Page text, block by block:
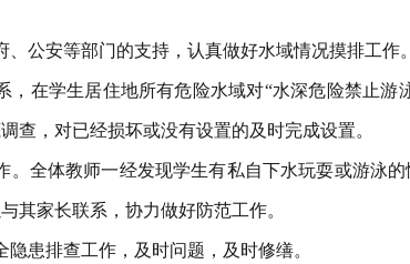
、公安等部门的支持，认真做好水域情况摸排工作。
，在学生居住地所有危险水域对“水深危险禁止游
查，对已经损坏或没有设置的及时完成设置。
。全体教师一经发现学生有私自下水玩耍或游泳
其家长联系，协力做好防范工作。
隐患排查工作，及时问题，及时修缮。